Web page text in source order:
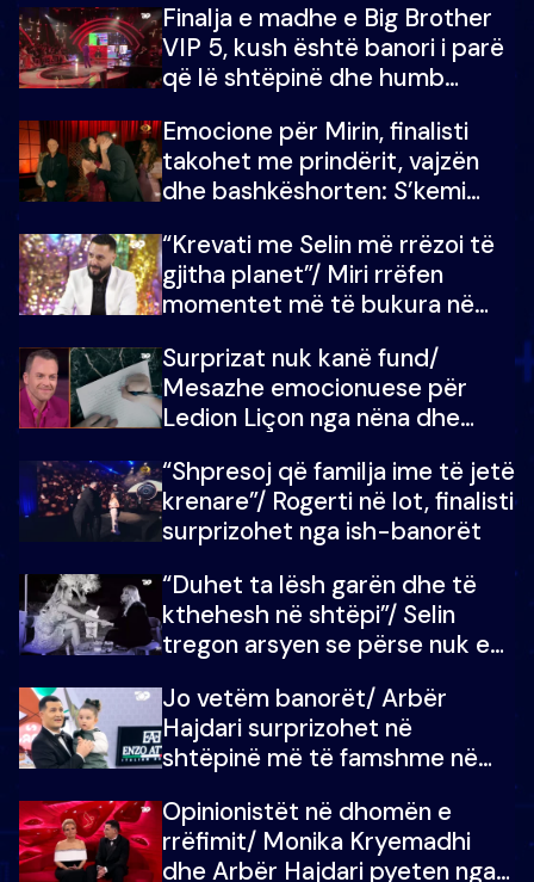
Finalja e madhe e Big Brother
VIP 5, kush është banori i parë
që lë shtëpinë dhe humb
çmimin e madh
Emocione për Mirin, finalisti
takohet me prindërit, vajzën
dhe bashkëshorten: S’kemi
“Krevati me Selin më rrëzoi të
gjitha planet”/ Miri rrëfen
momentet më të bukura në
mungojë zilja e mëngjesit kur…
Surprizat nuk kanë fund/
Mesazhe emocionuese për
Ledion Liçon nga nëna dhe
mban dot lotët: Nuk meritoj…
“Shpresoj që familja ime të jetë
krenare”/ Rogerti në lot, finalisti
surprizohet nga ish-banorët
“Duhet ta lësh garën dhe të
kthehesh në shtëpi”/ Selin
tregon arsyen se përse nuk e
çoja luftën time deri në fund
Jo vetëm banorët/ Arbër
Hajdari surprizohet në
shtëpinë më të famshme në
vajzën e tij
Opinionistët në dhomën e
rrëfimit/ Monika Kryemadhi
dhe Arbër Hajdari pyeten nga